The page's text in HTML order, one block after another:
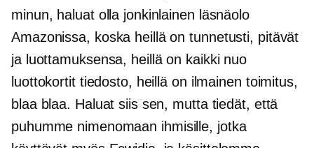
minun, haluat olla jonkinlainen läsnäolo
Amazonissa, koska heillä on tunnetusti, pitävät
ja luottamuksensa, heillä on kaikki nuo
luottokortit tiedosto, heillä on ilmainen toimitus,
blaa blaa. Haluat siis sen, mutta tiedät, että
puhumme nimenomaan ihmisille, jotka